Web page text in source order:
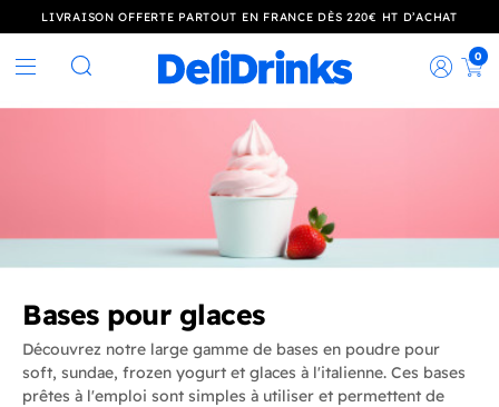
LIVRAISON OFFERTE PARTOUT EN FRANCE DÈS 220€ HT D’ACHAT
Rechercher
0
Bases pour glaces
Découvrez notre large gamme de bases en poudre pour
soft, sundae, frozen yogurt et glaces à l'italienne. Ces bases
prêtes à l'emploi sont simples à utiliser et permettent de